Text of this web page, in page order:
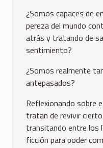
¿Somos capaces de
pereza del mundo
atrás y tratando de
sentimiento?
¿Somos realmente
antepasados?
Reflexionando sobre
tratan de revivir
transitando entre los
ficción para poder